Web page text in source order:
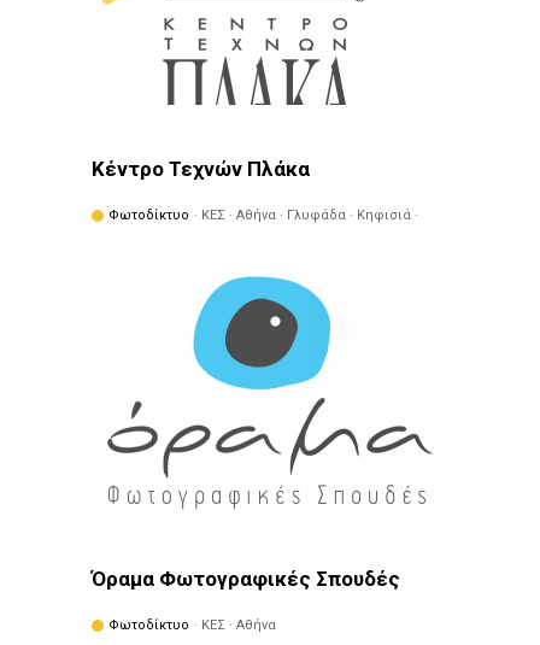
Κέντρο Τεχνών Πλάκα
Φωτοδίκτυο · ΚΕΣ · Αθήνα · Γλυφάδα · Κηφισιά ·
Όραμα Φωτογραφικές Σπουδές
Φωτοδίκτυο · ΚΕΣ · Αθήνα